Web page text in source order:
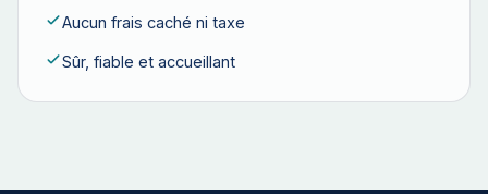
Aucun frais caché ni taxe
Sûr, fiable et accueillant